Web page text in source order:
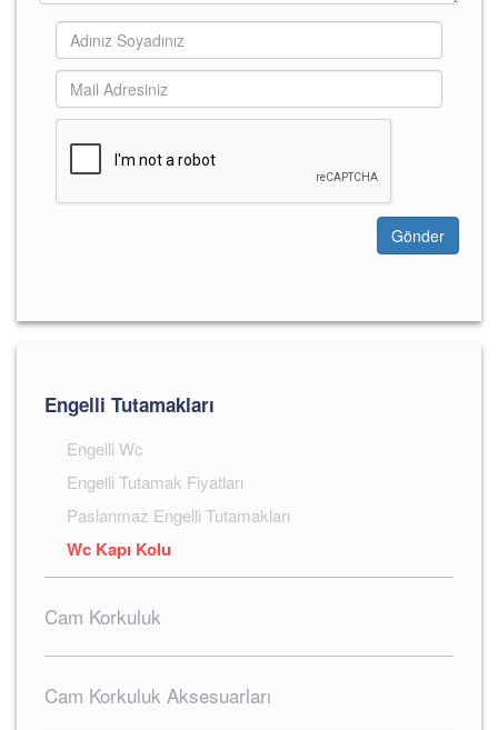
Gönder
Engelli Tutamakları
Engelli Wc
Engelli Tutamak Fiyatları
Paslanmaz Engelli Tutamakları
Wc Kapı Kolu
Cam Korkuluk
Cam Korkuluk Aksesuarları